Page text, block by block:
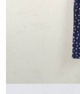
請求用戶進行身份
５．嚴禁一人註冊
恩沛科技股份有限